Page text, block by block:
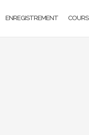
ENREGISTREMENT COURS